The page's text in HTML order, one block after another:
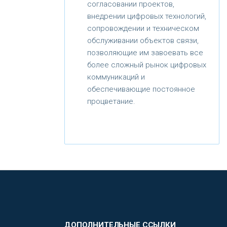
согласовании проектов,
внедрении цифровых технологий,
сопровождении и техническом
обслуживании объектов связи,
позволяющие им завоевать все
более сложный рынок цифровых
коммуникаций и
обеспечивающие постоянное
процветание.
ДОПОЛНИТЕЛЬНЫЕ ССЫЛКИ